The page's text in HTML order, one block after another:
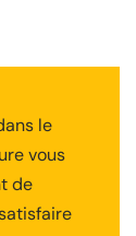
le
vous
de